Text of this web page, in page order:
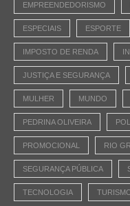
EMPREENDEDORISMO
ESPECIAIS ESPORTE
IMPOSTO DE RENDA
JUSTIÇA E SEGURANÇA
MULHER MUNDO
PEDRINA OLIVEIRA
PROMOCIONAL RIO
SEGURANÇA PÚBLICA
TECNOLOGIA